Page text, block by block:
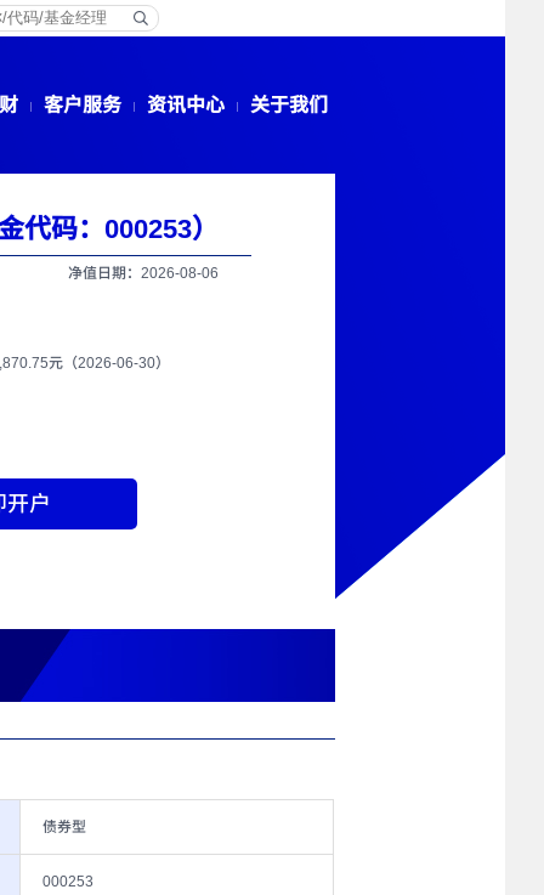
客户服务 资讯中心 关于我们
代码：000253）
净值日期：2026-08-06
元（2026-06-30）
开户
债券型
000253